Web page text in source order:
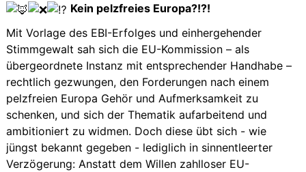
Kein pelzfreies Europa?!?!
Mit Vorlage des EBI-Erfolges und einhergehender
Stimmgewalt sah sich die EU-Kommission – als
übergeordnete Instanz mit entsprechender Handhabe –
rechtlich gezwungen, den Forderungen nach einem
pelzfreien Europa Gehör und Aufmerksamkeit zu
schenken, und sich der Thematik aufarbeitend und
ambitioniert zu widmen. Doch diese übt sich - wie
jüngst bekannt gegeben - lediglich in sinnentleerter
Verzögerung: Anstatt dem Willen zahlloser EU-